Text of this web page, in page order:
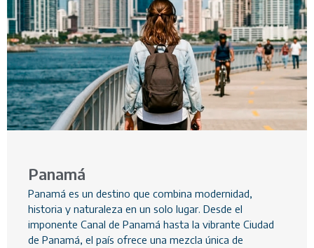
Panamá
Panamá es un destino que combina modernidad,
historia y naturaleza en un solo lugar. Desde el
imponente Canal de Panamá hasta la vibrante Ciudad
de Panamá, el país ofrece una mezcla única de